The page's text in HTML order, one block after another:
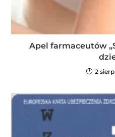
Apel farmaceutów
2